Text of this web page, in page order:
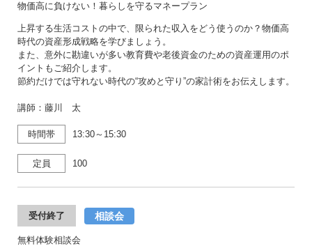
物価高に負けない！暮らしを守るマネープラン
上昇する生活コストの中で、限られた収入をどう使うのか？物価高
時代の資産形成戦略を学びましょう。
また、意外に勘違いが多い教育費や老後資金のための資産運用のポ
イントもご紹介します。
節約だけでは守れない時代の“攻めと守り”の家計術をお伝えします。
講師：藤川 太
時間帯 13:30～15:30
定員 100
受付終了 相談会
無料体験相談会